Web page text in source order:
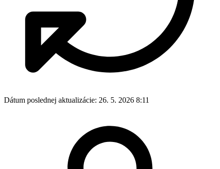
Dátum poslednej aktualizácie: 26. 5. 2026 8:11